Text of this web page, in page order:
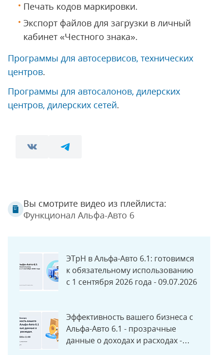
Печать кодов маркировки.
Экспорт файлов для загрузки в личный
кабинет «Честного знака».
Программы для автосервисов, технических
центров.
Программы для автосалонов, дилерских
центров, дилерских сетей.
Вы смотрите видео из плейлиста:
Функционал Альфа-Авто 6
ЭТрН в Альфа-Авто 6.1: готовимся
к обязательному использованию
с 1 сентября 2026 года - 09.07.2026
Эффективность вашего бизнеса с
Альфа-Авто 6.1 - прозрачные
данные о доходах и расходах -